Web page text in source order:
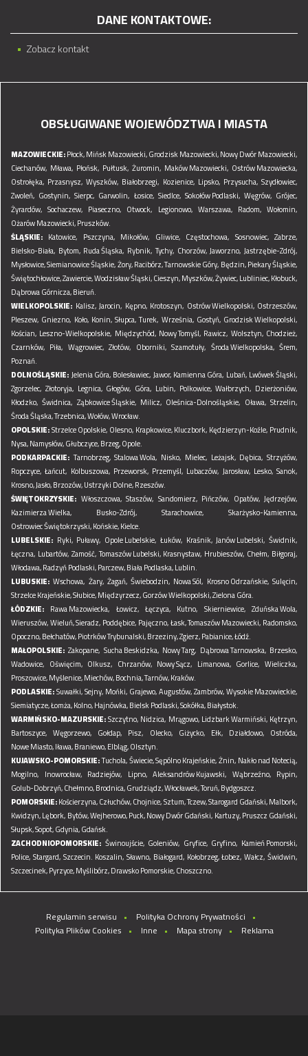
DANE KONTAKTOWE:
Zobacz kontakt
OBSŁUGIWANE WOJEWÓDZTWA I MIASTA
MAZOWIECKIE:Płock,Mińsk Mazowiecki,Grodzisk Mazowiecki,Nowy Dwór Mazowiecki,
Ciechanów, Mława, Płońsk, Pułtusk, Żuromin, Maków Mazowiecki, Ostrów Mazowiecka,
Ostrołęka, Przasnysz, Wyszków, Białobrzegi, Kozienice, Lipsko, Przysucha, Szydłowiec,
Zwoleń, Gostynin, Sierpc, Garwolin, Łosice, Siedlce, Sokołów Podlaski, Węgrów, Grójec,
Żyrardów, Sochaczew, Piaseczno, Otwock, Legionowo, Warszawa, Radom, Wołomin,
Ożarów Mazowiecki,Pruszków.
ŚLĄSKIE: Katowice, Pszczyna, Mikołów, Gliwice, Częstochowa, Sosnowiec, Zabrze,
Bielsko-Biała, Bytom, Ruda Śląska, Rybnik, Tychy, Chorzów, Jaworzno, Jastrzębie-Zdrój,
Mysłowice,Siemianowice Śląskie,Żory,Racibórz,Tarnowskie Góry, Będzin,Piekary Śląskie,
Świętochłowice,Zawiercie,Wodzisław Śląski,Cieszyn,Myszków,Żywiec,Lubliniec,Kłobuck,
Dąbrowa Górnicza,Bieruń.
WIELKOPOLSKIE: Kalisz, Jarocin, Kępno, Krotoszyn, Ostrów Wielkopolski, Ostrzeszów,
Pleszew, Gniezno, Koło, Konin, Słupca, Turek, Września, Gostyń, Grodzisk Wielkopolski,
Kościan, Leszno-Wielkopolskie, Międzychód, Nowy Tomyśl, Rawicz, Wolsztyn, Chodzież,
Czarnków, Piła, Wągrowiec, Złotów, Oborniki, Szamotuły, Środa Wielkopolska, Śrem,
Poznań.
DOLNOŚLĄSKIE:Jelenia Góra, Bolesławiec,Jawor, Kamienna Góra, Lubań, Lwówek Śląski,
Zgorzelec, Złotoryja, Legnica, Głogów, Góra, Lubin, Polkowice, Wałbrzych, Dzierżoniów,
Kłodzko, Świdnica, Ząbkowice Śląskie, Milicz, Oleśnica-Dolnośląskie, Oława, Strzelin,
Środa Śląska,Trzebnica,Wołów,Wrocław.
OPOLSKIE:Strzelce Opolskie, Olesno, Krapkowice,Kluczbork, Kędzierzyn-Koźle, Prudnik,
Nysa,Namysłów,Głubczyce,Brzeg,Opole.
PODKARPACKIE: Tarnobrzeg, Stalowa Wola, Nisko, Mielec, Leżajsk, Dębica, Strzyżów,
Ropczyce, Łańcut, Kolbuszowa, Przeworsk, Przemyśl, Lubaczów, Jarosław, Lesko, Sanok,
Krosno,Jasło,Brzozów,Ustrzyki Dolne,Rzeszów.
ŚWIĘTOKRZYSKIE: Włoszczowa, Staszów, Sandomierz, Pińczów, Opatów, Jędrzejów,
Kazimierza Wielka,
Busko-Zdrój, Starachowice,
Skarżysko-Kamienna,
Ostrowiec Świętokrzyski,Końskie,Kielce.
LUBELSKIE: Ryki, Puławy, Opole Lubelskie, Łuków, Kraśnik, Janów Lubelski, Świdnik,
Łęczna, Lubartów, Zamość,Tomaszów Lubelski, Krasnystaw, Hrubieszów, Chełm, Biłgoraj,
Włodawa,Radzyń Podlaski,Parczew,Biała Podlaska,Lublin.
LUBUSKIE: Wschowa, Żary, Żagań, Świebodzin, Nowa Sól, Krosno Odrzańskie, Sulęcin,
Strzelce Krajeńskie,Słubice,Międzyrzecz,Gorzów Wielkopolski,Zielona Góra.
ŁÓDZKIE: Rawa Mazowiecka, Łowicz, Łęczyca, Kutno, Skierniewice, Zduńska Wola,
Wieruszów,Wieluń,Sieradz, Poddębice, Pajęczno,Łask,Tomaszów Mazowiecki, Radomsko,
Opoczno,Bełchatów,Piotrków Trybunalski,Brzeziny,Zgierz,Pabianice,Łódź.
MAŁOPOLSKIE: Zakopane, Sucha Beskidzka, Nowy Targ, Dąbrowa Tarnowska, Brzesko,
Wadowice, Oświęcim, Olkusz, Chrzanów, Nowy Sącz, Limanowa, Gorlice, Wieliczka,
Proszowice,Myślenice,Miechów,Bochnia,Tarnów,Kraków.
PODLASKIE:Suwałki,Sejny, Mońki, Grajewo,Augustów,Zambrów,Wysokie Mazowieckie,
Siemiatycze,Łomża,Kolno,Hajnówka,Bielsk Podlaski,Sokółka,Białystok.
WARMIŃSKO-MAZURSKIE:Szczytno, Nidzica, Mrągowo, Lidzbark Warmiński, Kętrzyn,
Bartoszyce, Węgorzewo, Gołdap, Pisz, Olecko, Giżycko, Ełk, Działdowo, Ostróda,
Nowe Miasto,Iława,Braniewo,Elbląg,Olsztyn.
KUJAWSKO-POMORSKIE:Tuchola,Świecie,Sępólno Krajeńskie,Żnin, Nakło nad Notecią,
Mogilno, Inowrocław, Radziejów, Lipno, Aleksandrów Kujawski, Wąbrzeźno, Rypin,
Golub-Dobrzyń,Chełmno,Brodnica,Grudziądz,Włocławek,Toruń,Bydgoszcz.
POMORSKIE:Kościerzyna,Człuchów,Chojnice,Sztum,Tczew,Starogard Gdański,Malbork,
Kwidzyn,Lębork, Bytów,Wejherowo,Puck,Nowy Dwór Gdański, Kartuzy,Pruszcz Gdański,
Słupsk,Sopot,Gdynia,Gdańsk.
ZACHODNIOPOMORSKIE: Świnoujście, Goleniów, Gryfice, Gryfino, Kamień Pomorski,
Police, Stargard, Szczecin. Koszalin, Sławno, Białogard, Kołobrzeg,Łobez, Wałcz, Świdwin,
Szczecinek,Pyrzyce,Myślibórz,Drawsko Pomorskie,Choszczno.
Regulamin serwisu
Polityka Ochrony Prywatności
Polityka Plików Cookies
Inne Mapa strony Reklama